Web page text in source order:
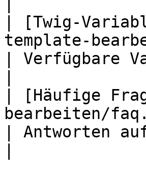
| [Twig-
template-
| Verfügbare
| [Häufige
bearbeiten/
| Antworten